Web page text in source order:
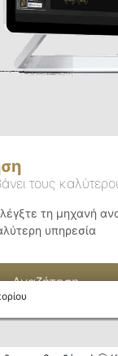
τους
τη μηχανή
υπηρεσία
Αναζήτηση